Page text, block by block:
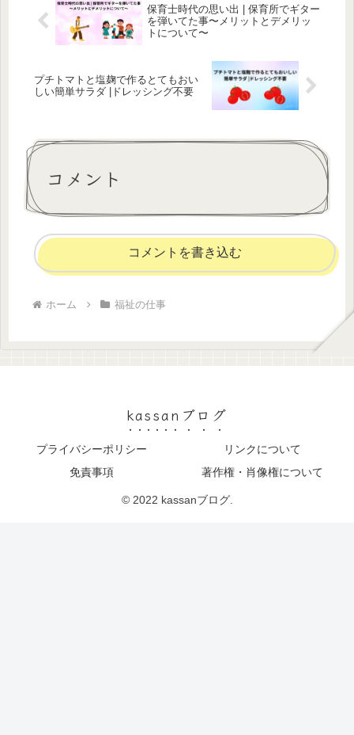
保育士時代の思い出 | 保育所でギター
を弾いてた事〜メリットとデメリッ
トについて〜
プチトマトと塩麹で作るとてもおい
しい簡単サラダ |ドレッシング不要
コメント
コメントを書き込む
ホーム 福祉の仕事
kassanブログ
プライバシーポリシー
リンクについて
免責事項
著作権・肖像権について
© 2022 kassanブログ.